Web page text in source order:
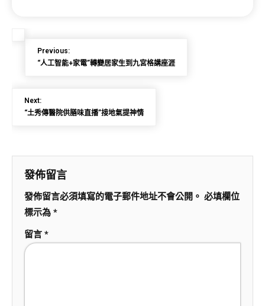
Previous:
“人工智能+家電”轉變居家生到九宮格講座涯
Next:
“土秀傳醫院供膳味直播”接地氣提神情
發佈留言
發佈留言必須填寫的電子郵件地址不會公開。 必填欄位
標示為 *
留言 *